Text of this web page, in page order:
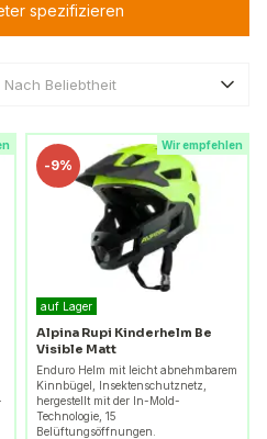
spezifizieren
Nach Beliebtheit
Wir empfehlen
-9%
auf Lager
Alpina Rupi Kinderhelm Be
Visible Matt
Enduro Helm mit leicht abnehmbarem
Kinnbügel, Insektenschutznetz,
hergestellt mit der In-Mold-
Technologie, 15
Belüftungsöffnungen.